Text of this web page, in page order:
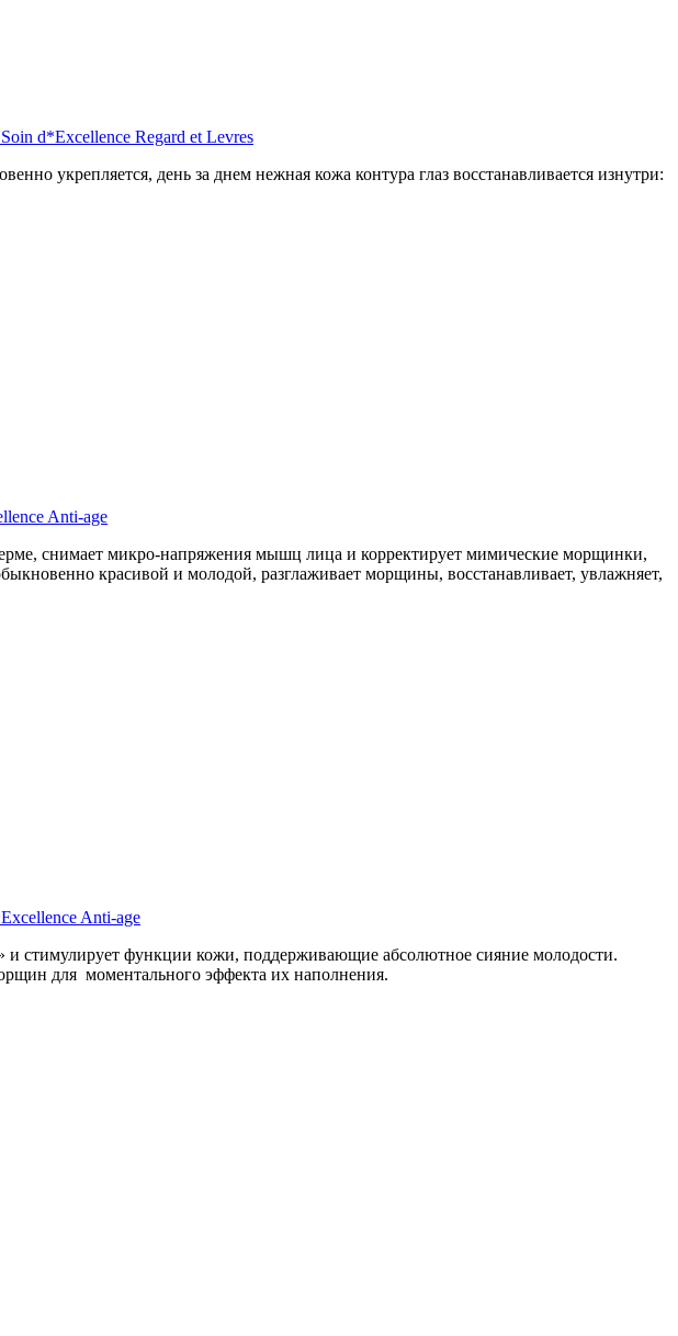
d*Excellence Regard et Levres
укрепляется, день за днем нежная кожа контура глаз восстанавливается изнутри:
Anti-age
снимает микро-напряжения мышц лица и корректирует мимические морщинки,
красивой и молодой, разглаживает морщины, восстанавливает, увлажняет,
Anti-age
стимулирует функции кожи, поддерживающие абсолютное сияние молодости.
для моментального эффекта их наполнения.